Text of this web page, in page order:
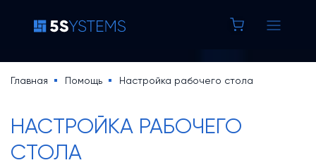
Основная
навигация
5S AUTO
5S LINK
8 800 100 37 42
Строка
навигации
Главная Помощь Настройка рабочего стола
НАСТРОЙКА РАБОЧЕГО
СТОЛА